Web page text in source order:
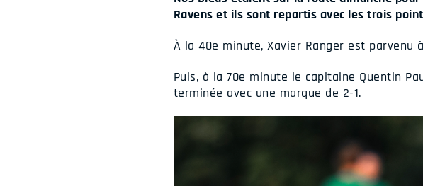
Ravens et ils sont repartis avec les trois
À la 40e minute, Xavier Ranger est parvenu
Puis, à la 70e minute le capitaine Quentin
terminée avec une marque de 2-1.